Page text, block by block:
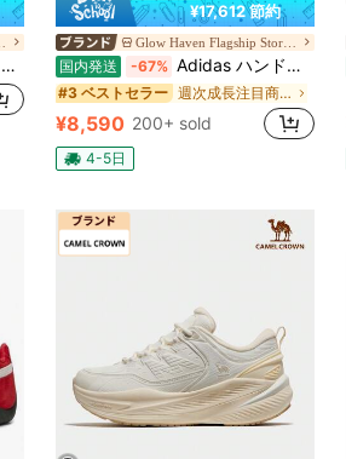
¥17,612 節約
Glow Haven Flagship Store JP
国内発送 -67% Adidas ハンドボール スペツィアル レディース スニーカー IF6562 クラシック レトロ ローカット カジュアル デイリー ストリートシューズ アルミニウム ブラック
#3 ベストセラー 週次成長注目商品 女性のカジュアルなアスレチックシューズ
¥8,590 200+ sold
4-5日